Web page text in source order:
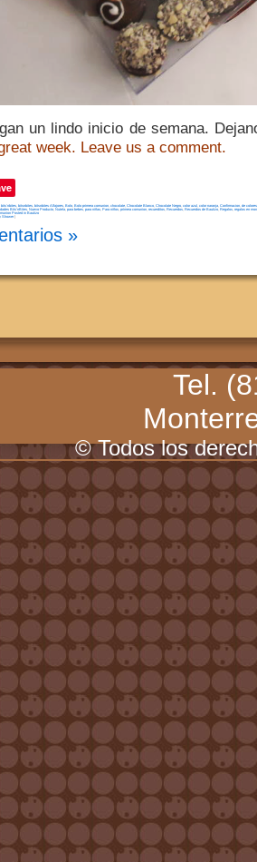
un lindo inicio de semana.
week. Leave us a comment.
bits´nbites, bitsnbites, bitsnbites Alfajores, Bolo, Bolo primera comunion, chocolate, Chocolate Blanco, Chocolate Negro, color azul color naranja, Confirmacion, de colores
Bits'nBites, Nuevo Producto, Nutela, para bebes, para niñas, Para niños, primera comunion, recuerditos, Recuerdos, Recuerdos de Bautizo, Regalos, regalos en
Posted in Bautizo
Shower|
»
Tel.
© Todos los